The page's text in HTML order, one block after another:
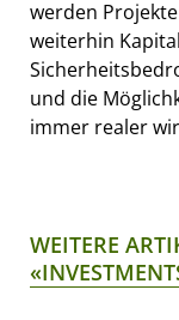
werden
weiterhin
und die
immer realer
WEITERE